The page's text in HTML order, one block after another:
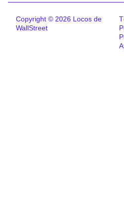
Copyright © 2026 Locos de
WallStreet